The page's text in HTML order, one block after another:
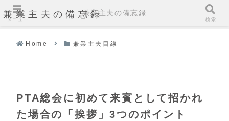
兼業主夫の備忘録
Home 兼業主夫目線
PTA総会に初めて来賓として招かれ
た場合の「挨拶」3つのポイント
メニュー
兼業主夫の備忘録
検索